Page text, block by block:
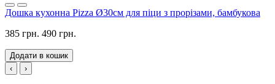
Дошка кухонна Pizza Ø30см для піци з прорізами, бамбукова
385 грн. 490 грн.
Додати в кошик
‹
›